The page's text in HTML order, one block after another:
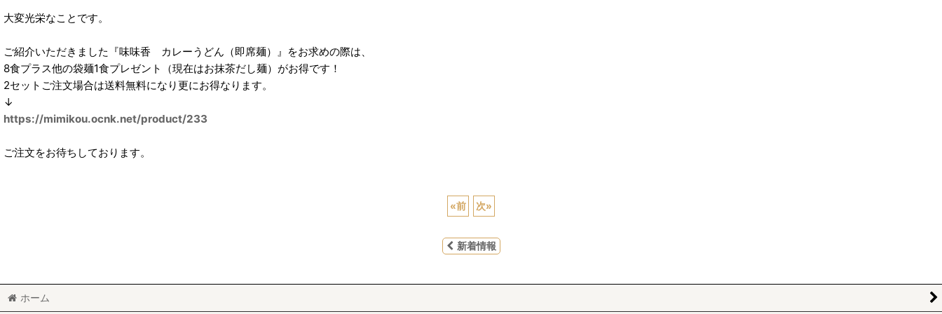
大変光栄なことです。
ご紹介いただきました『味味香 カレーうどん（即席麺）』をお求めの際は、
8食プラス他の袋麺1食プレゼント（現在はお抹茶だし麺）がお得です！
2セットご注文場合は送料無料になり更にお得なります。
↓
https://mimikou.ocnk.net/product/233
ご注文をお待ちしております。
«前 次»
新着情報
ホーム